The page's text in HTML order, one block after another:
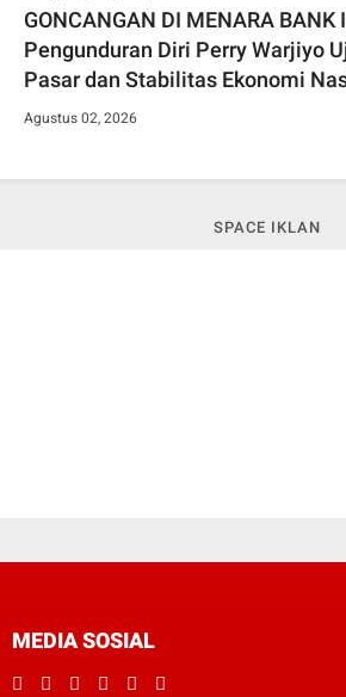
GONCANGAN DI MENARA BANK
Pengunduran Diri Perry Warjiyo
Pasar dan Stabilitas Ekonomi
Agustus 02, 2026
SPACE IKLAN
MEDIA SOSIAL